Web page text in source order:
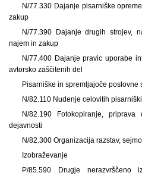
N/77.330 Dajanje pisarniške
zakup
N/77.390 Dajanje drugih strojev,
najem in zakup
N/77.400 Dajanje pravic uporabe
avtorsko zaščitenih del
Pisarniške in spremljajoče poslovne
N/82.110 Nudenje celovitih
N/82.190 Fotokopiranje,
dejavnosti
N/82.300 Organizacija razstav,
Izobraževanje
P/85.590 Drugje nerazvrščeno